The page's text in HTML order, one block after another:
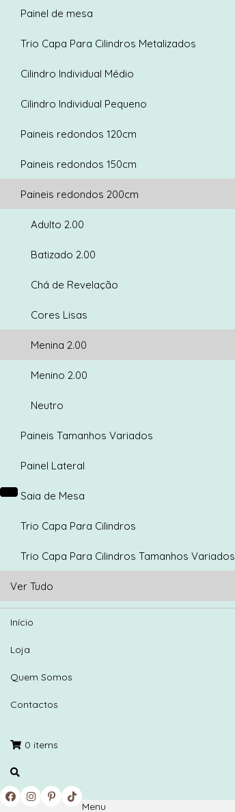
Painel de mesa
Trio Capa Para Cilindros Metalizados
Cilindro Individual Médio
Cilindro Individual Pequeno
Paineis redondos 120cm
Paineis redondos 150cm
Paineis redondos 200cm
Adulto 2.00
Batizado 2.00
Chá de Revelação
Cores Lisas
Menina 2.00
Menino 2.00
Neutro
Paineis Tamanhos Variados
Painel Lateral
Saia de Mesa
Trio Capa Para Cilindros
Trio Capa Para Cilindros Tamanhos Variados
Ver Tudo
Início
Loja
Quem Somos
Contactos
0 items
Menu